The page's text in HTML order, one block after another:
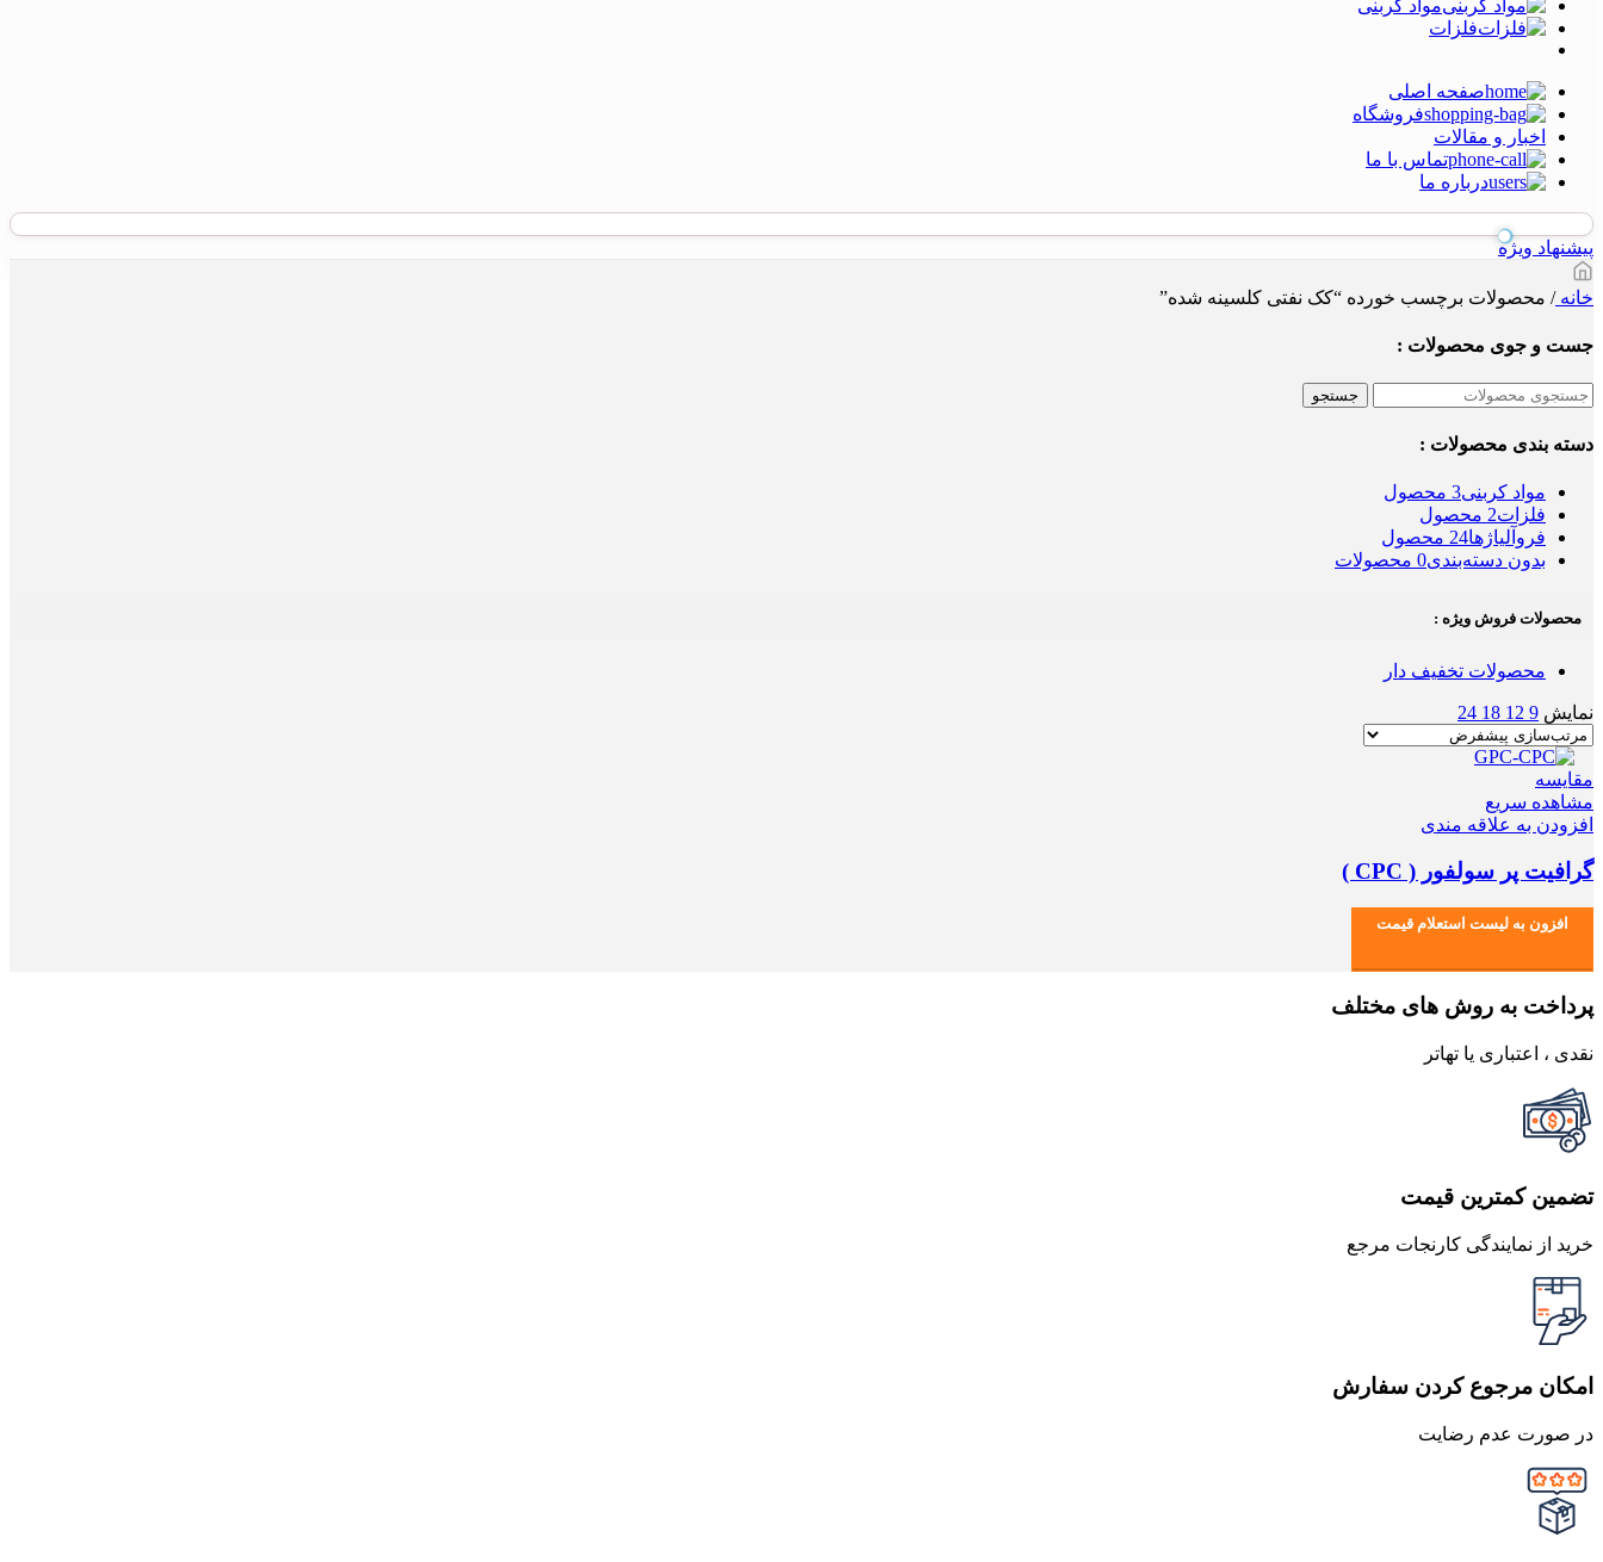
مواد کربنی
فلزات
صفحه اصلی
فروشگاه
اخبار و مقالات
تماس با ما
درباره ما
پیشنهاد ویژه
خانه/ محصولات برچسب خورده “کک نفتی کلسینه شده”
جست و جوی محصولات :
جستجو
دسته بندی محصولات :
مواد کربنی3 محصول
فلزات2 محصول
فروآلیاژها24 محصول
بدون دسته‌بندی0 محصولات
محصولات فروش ویژه :
محصولات تخفیف دار
نمایش 9
12
18
24
مقایسه
مشاهده سریع
افزودن به علاقه مندی
گرافیت پر سولفور ( CPC )
افزون به لیست استعلام قیمت
پرداخت به روش های مختلف
نقدی ، اعتباری یا تهاتر
تضمین کمترین قیمت
خرید از نمایندگی کارنجات مرجع
امکان مرجوع کردن سفارش
در صورت عدم رضایت